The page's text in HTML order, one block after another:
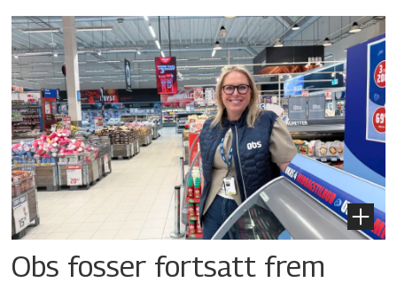
Obs fosser fortsatt frem